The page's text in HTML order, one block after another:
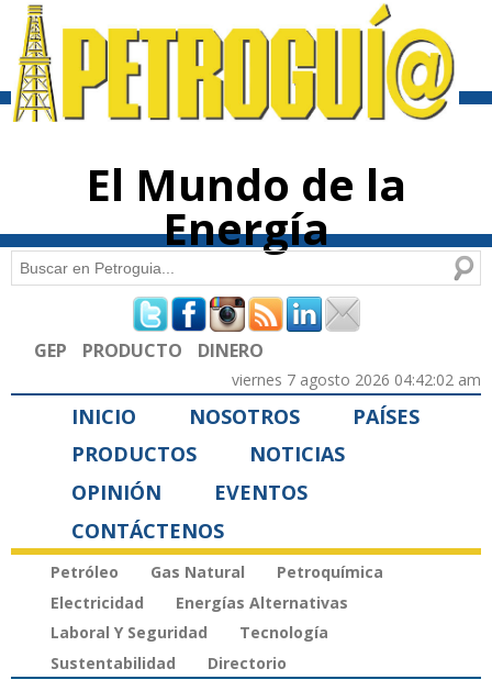
contenido
El Mundo de la
Energía
Formulario de búsqueda
Buscar
GEP PRODUCTO DINERO
viernes 7 agosto 2026 04:42:02 am
INICIO NOSOTROS
PAÍSES
PRODUCTOS
NOTICIAS
OPINIÓN
EVENTOS
CONTÁCTENOS
Petróleo Gas Natural
Petroquímica
Electricidad
Energías Alternativas
Laboral Y Seguridad
Tecnología
Sustentabilidad
Directorio